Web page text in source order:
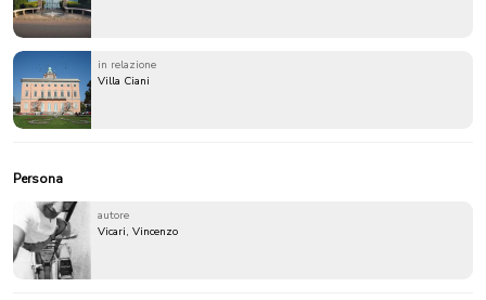
in relazione
Villa Ciani
Persona
autore
Vicari, Vincenzo